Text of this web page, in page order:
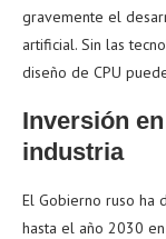
gravemente el
artificial. Sin las
diseño de CPU
Inversión
industria
El Gobierno ruso ha
hasta el año 2030